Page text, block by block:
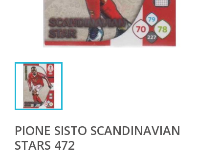
PIONE SISTO SCANDINAVIAN
STARS 472